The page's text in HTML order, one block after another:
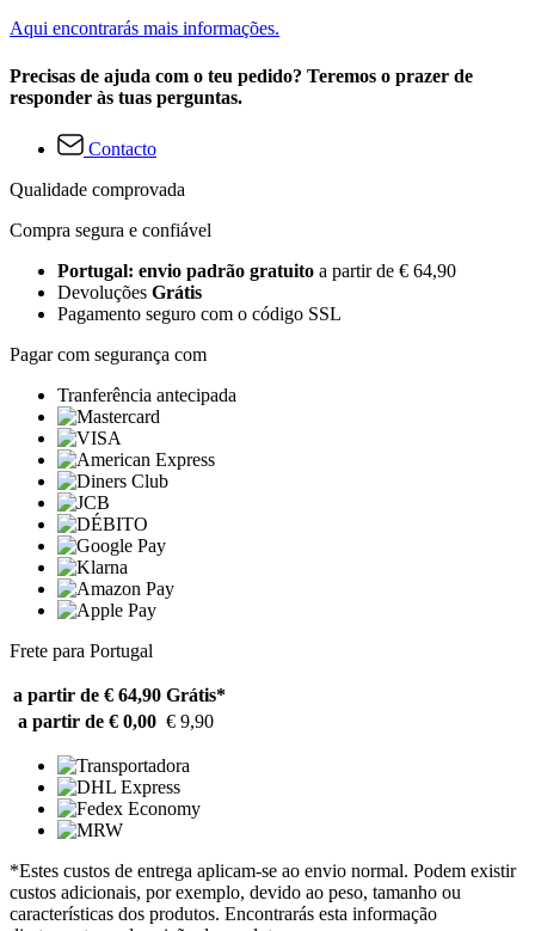
Aqui encontrarás mais informações.
Precisas de ajuda com o teu pedido? Teremos o prazer de
responder às tuas perguntas.
Contacto
Qualidade comprovada
Compra segura e confiável
Portugal: envio padrão gratuito a partir de € 64,90
Devoluções Grátis
Pagamento seguro com o código SSL
Pagar com segurança com
Tranferência antecipada
Frete para Portugal
a partir de € 64,90 Grátis*
a partir de € 0,00 € 9,90
*Estes custos de entrega aplicam-se ao envio normal. Podem existir
custos adicionais, por exemplo, devido ao peso, tamanho ou
características dos produtos. Encontrarás esta informação